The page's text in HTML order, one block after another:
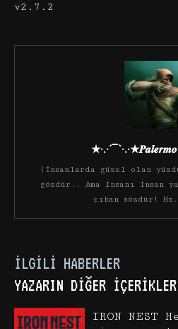
v2.7.2
(İnsanlarda güzel olan
gözdür.. Ama insanı insan
çıkan sözdür!
İLGILI HABERLER
YAZARIN DIĞER
IRON NEST